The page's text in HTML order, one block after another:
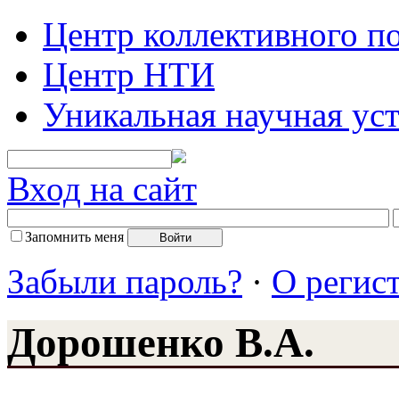
Центр коллективного
Центр НТИ
Уникальная научная
Вход на сайт
Запомнить меня
Забыли пароль? · О
Дорошенко В.А.